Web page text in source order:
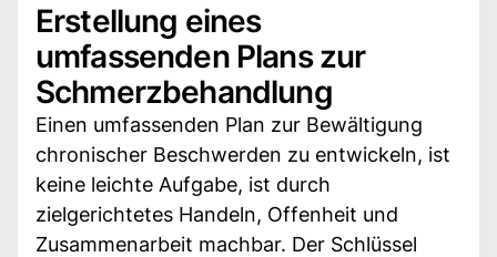
Erstellung eines
umfassenden Plans zur
Schmerzbehandlung
Einen umfassenden Plan zur Bewältigung
chronischer Beschwerden zu entwickeln, ist
keine leichte Aufgabe, ist durch
zielgerichtetes Handeln, Offenheit und
Zusammenarbeit machbar. Der Schlüssel